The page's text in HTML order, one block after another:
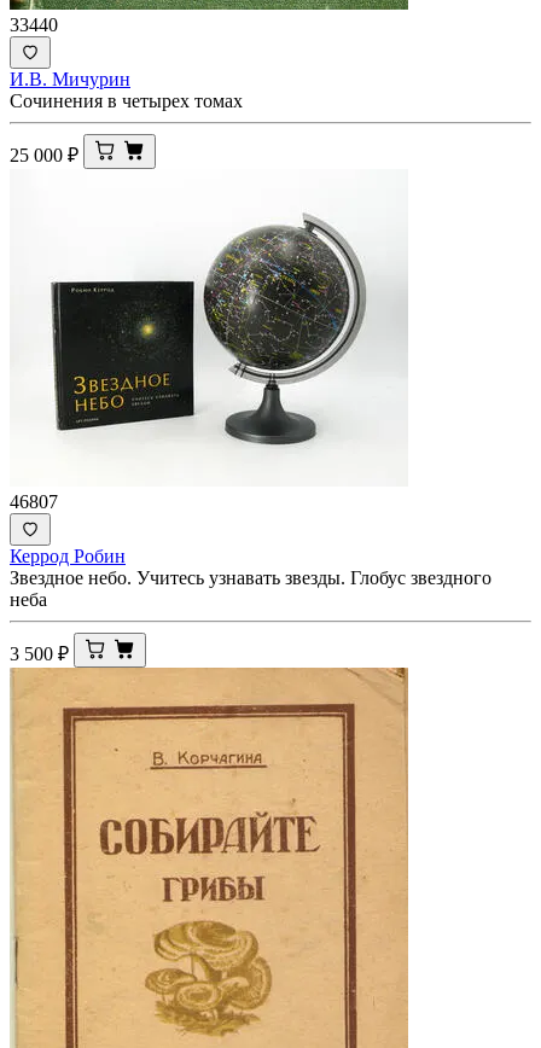
33440
И.В. Мичурин
Сочинения в четырех томах
25 000 ₽
46807
Керрод Робин
Звездное небо. Учитесь узнавать звезды. Глобус звездного
неба
3 500 ₽